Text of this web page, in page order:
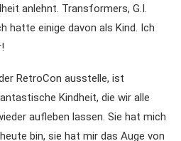
anlehnt. Transformers, G.I.
hatte einige davon als Kind. Ich
RetroCon ausstelle, ist
Kindheit, die wir alle
aufleben lassen. Sie hat mich
bin, sie hat mir das Auge von